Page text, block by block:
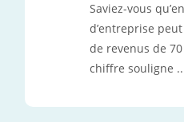
Saviez-vous
d’entreprise
de revenus de
chiffre souligne